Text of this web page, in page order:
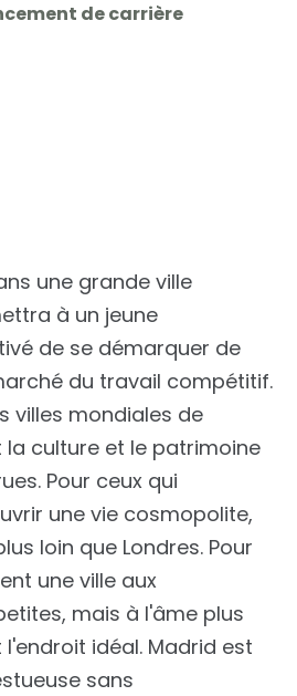
de carrière
une grande ville
à un jeune
de se démarquer de
du travail compétitif.
villes mondiales de
culture et le patrimoine
Pour ceux qui
une vie cosmopolite,
loin que Londres. Pour
une ville aux
mais à l'âme plus
l'endroit idéal. Madrid est
sans